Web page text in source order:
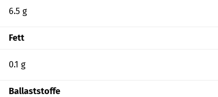
6.5 g
Fett
0.1 g
Ballaststoffe